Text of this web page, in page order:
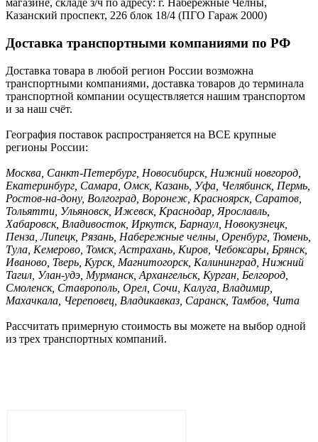
магазине, складе з/ч по адресу: г. Набережные Челны,
Казанский проспект, 226 блок 18/4 (ПГО Гараж 2000)
Доставка транспортными компаниями по РФ
Доставка товара в любой регион России возможна
транспортными компаниями, доставка товаров до терминала
транспортной компании осуществляется нашим транспортом
и за наш счёт.
География поставок распространяется на ВСЕ крупные
регионы России:
Москва, Санкт-Петербург, Новосибирск, Нижний новгород,
Екатеринбург, Самара, Омск, Казань, Уфа, Челябинск, Пермь,
Ростов-на-дону, Волгоград, Воронеж, Красноярск, Саратов,
Тольятти, Ульяновск, Ижевск, Краснодар, Ярославль,
Хабаровск, Владивосток, Иркутск, Барнаул, Новокузнецк,
Пенза, Липецк, Рязань, Набережные челны, Оренбург, Тюмень,
Тула, Кемерово, Томск, Астрахань, Киров, Чебоксары, Брянск,
Иваново, Тверь, Курск, Магнитогорск, Калининград, Нижний
Тагил, Улан-удэ, Мурманск, Архангельск, Курган, Белгород,
Смоленск, Ставрополь, Орел, Сочи, Калуга, Владимир,
Махачкала, Череповец, Владикавказ, Саранск, Тамбов, Чита
Рассчитать примерную стоимость вы можете на выбор одной
из трех транспортных компаний.